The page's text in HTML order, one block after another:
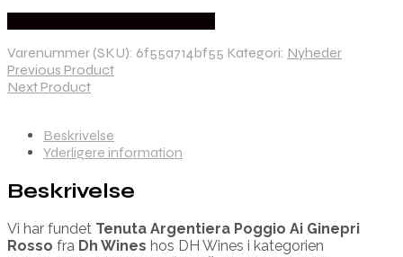
Varenummer (SKU): 6f55a714bf55 Kategori: Nyheder
Previous Product
Next Product
Beskrivelse
Yderligere information
Beskrivelse
Vi har fundet Tenuta Argentiera Poggio Ai Ginepri
Rosso fra Dh Wines hos DH Wines i kategorien